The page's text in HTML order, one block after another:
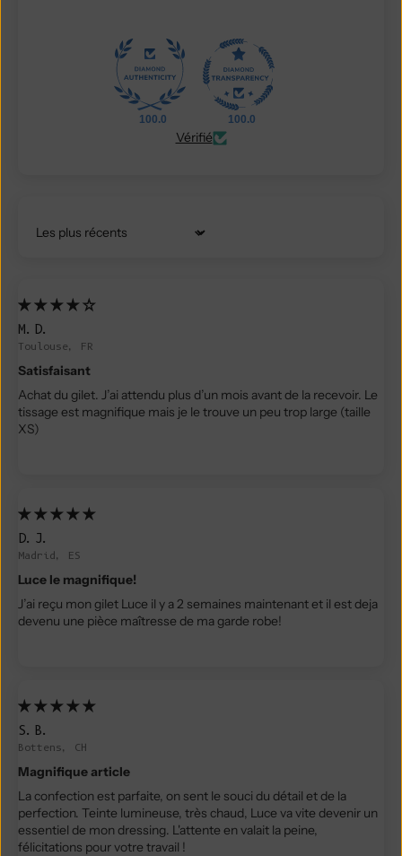
100.0 100.0
Vérifié
Trier par
M.D.
Toulouse, FR
Satisfaisant
Achat du gilet. J’ai attendu plus d’un mois avant de la recevoir. Le
tissage est magnifique mais je le trouve un peu trop large (taille
XS)
D.J.
Madrid, ES
Luce le magnifique!
J’ai reçu mon gilet Luce il y a 2 semaines maintenant et il est deja
devenu une pièce maîtresse de ma garde robe!
S.B.
Bottens, CH
Magnifique article
La confection est parfaite, on sent le souci du détail et de la
perfection. Teinte lumineuse, très chaud, Luce va vite devenir un
essentiel de mon dressing. L'attente en valait la peine,
félicitations pour votre travail !